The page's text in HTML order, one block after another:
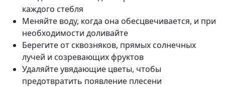
каждого стебля
Меняйте воду, когда она обесцвечивается, и при
необходимости доливайте
Берегите от сквозняков, прямых солнечных
лучей и созревающих фруктов
Удаляйте увядающие цветы, чтобы
предотвратить появление плесени